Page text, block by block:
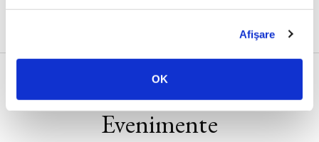
Afişare
OK
Evenimente